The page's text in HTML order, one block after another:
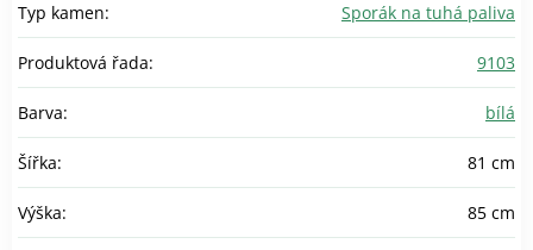
Typ kamen: Sporák na tuhá paliva
Produktová řada: 9103
Barva: bílá
Šířka: 81 cm
Výška: 85 cm